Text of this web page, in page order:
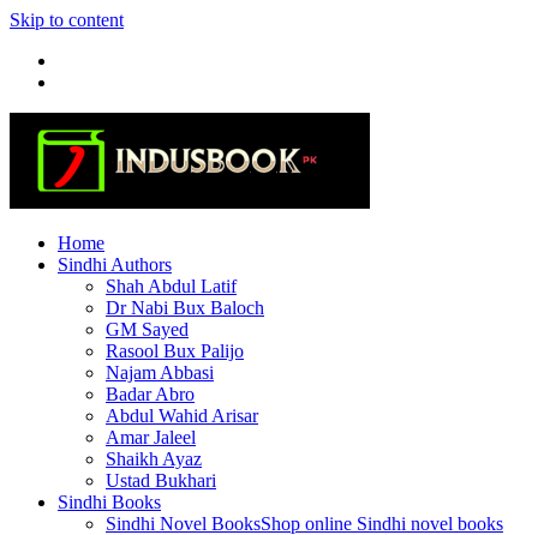
Skip to content
Home
Sindhi Authors
Shah Abdul Latif
Dr Nabi Bux Baloch
GM Sayed
Rasool Bux Palijo
Najam Abbasi
Badar Abro
Abdul Wahid Arisar
Amar Jaleel
Shaikh Ayaz
Ustad Bukhari
Sindhi Books
Sindhi Novel BooksShop online Sindhi novel books